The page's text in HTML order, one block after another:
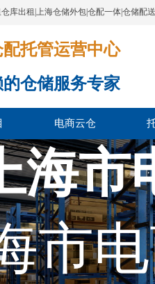
库出租|上海仓储外包|仓配一体|仓储配
托管运营中心​​​​​​​​​​​​​​​​​
仓储服务专家
电商云仓
海市
市